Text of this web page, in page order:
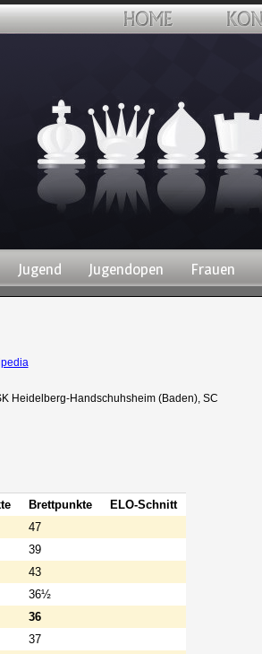
Jugend Jugendopen Frauen
Heidelberg-Handschuhsheim (Baden), SC
Brettpunkte
ELO-Schnitt
47
39
43
36½
36
37